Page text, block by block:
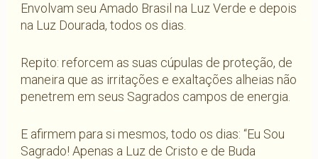
Envolvam seu Amado Brasil na Luz Verde e depois
na Luz Dourada, todos os dias.
Repito: reforcem as suas cúpulas de proteção, de
maneira que as irritações e exaltações alheias não
penetrem em seus Sagrados campos de energia.
E afirmem para si mesmos, todo os dias: “Eu Sou
Sagrado! Apenas a Luz de Cristo e de Buda